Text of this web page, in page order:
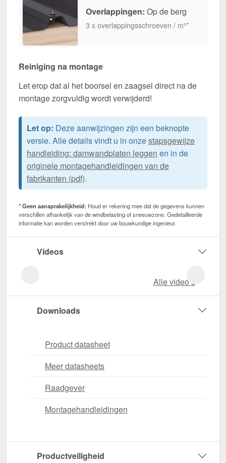
Overlappingen: Op de berg
3 x overlappingsschroeven / m²*
Reiniging na montage
Let erop dat al het boorsel en zaagsel direct na de
montage zorgvuldig wordt verwijderd!
Let op: Deze aanwijzingen zijn een beknopte
versie. Alle details vindt u in onzestapsgewijze
handleiding: damwandplaten leggen en in de
originele montagehandleidingen van de
fabrikanten (pdf).
* Geen aansprakelijkheid: Houd er rekening mee dat de gegevens kunnen
verschillen afhankelijk van de windbelasting of sneeuwzone. Gedetailleerde
informatie kan worden verstrekt door uw bouwkundige ingenieur.
Videos
Alle video‘s
Downloads
Product datasheet
Meer datasheets
Raadgever
Montagehandleidingen
Productveiligheid